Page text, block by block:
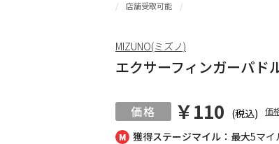
獲得ステージマイル：最大5マイ
店舗受取可能
エクサーフィンガーパド
￥110 (税込) 価
MIZUNO(ミズノ)